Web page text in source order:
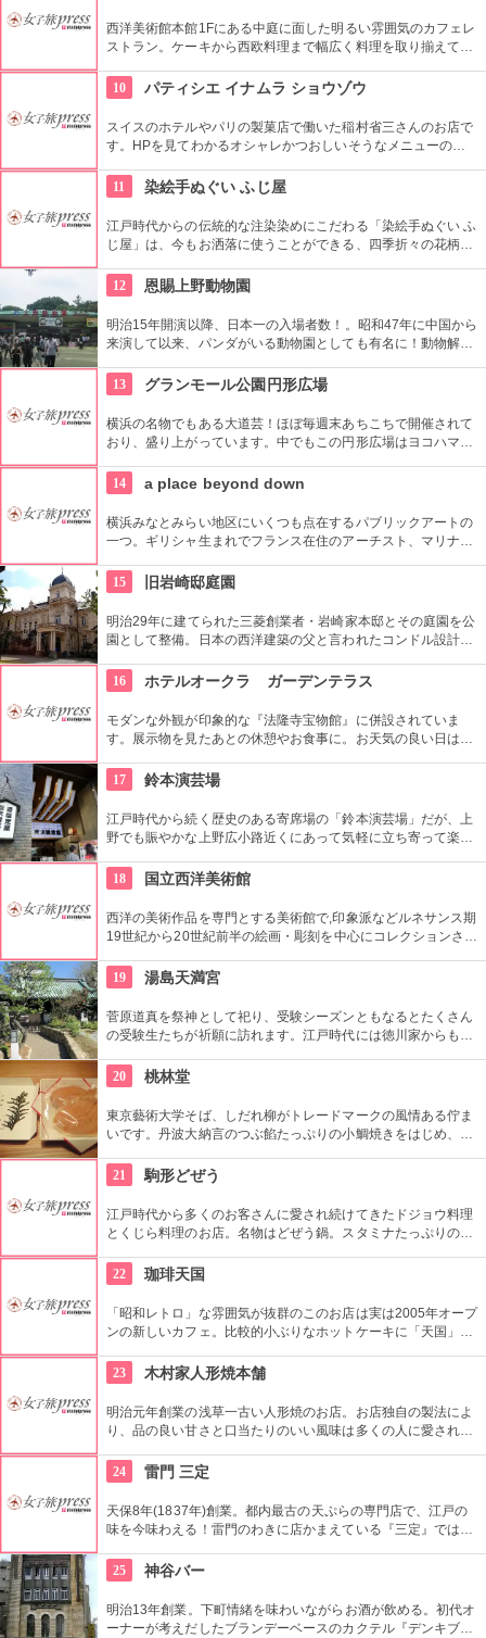
西洋美術館本館1Fにある中庭に面した明るい雰囲気のカフェレ
ストラン。ケーキから西欧料理まで幅広く料理を取り揃えてい
ご用意！
10 パティシエ イナムラ ショウゾウ
スイスのホテルやパリの製菓店で働いた稲村省三さんのお店で
す。HPを見てわかるオシャレかつおしいそうなメニューの
を絶えません。
11 染絵手ぬぐい ふじ屋
江戸時代からの伝統的な注染染めにこだわる「染絵手ぬぐい ふ
じ屋」は、今もお洒落に使うことができる、四季折々の花柄や
地の小物も各種扱っています。
12 恩賜上野動物園
明治15年開演以降、日本一の入場者数！。昭和47年に中国から
来演して以来、パンダがいる動物園としても有名に！動物解説
13
グランモール公園円形広場
横浜の名物でもある大道芸！ほぼ毎週末あちこちで開催されて
おり、盛り上がっています。中でもこの円形広場はヨコハマ大
労される、驚きの芸に子供も大人も釘付けです！
14 a place beyond down
横浜みなとみらい地区にいくつも点在するパブリックアートの
一つ。ギリシャ生まれでフランス在住のアーチスト、マリナ・
内にあるクイーンズパークで、その美しいドレープと伸びやか
な羽をテーマにした幻想的な姿を見ることができます。
15 旧岩崎邸庭園
明治29年に建てられた三菱創業者・岩崎家本邸とその庭園を公
園として整備。日本の西洋建築の父と言われたコンドル設計の
文化財にもなっている。
16 ホテルオークラ ガーデンテラス
モダンな外観が印象的な『法隆寺宝物館』に併設されていま
す。展示物を見たあとの休憩やお食事に。お天気の良い日はテ
が出ることもありますので、何度も訪れたいですね。
17 鈴本演芸場
江戸時代から続く歴史のある寄席場の「鈴本演芸場」だが、上
野でも賑やかな上野広小路近くにあって気軽に立ち寄って楽し
ず入ってみてはいかがでしょう。
18 国立西洋美術館
西洋の美術作品を専門とする美術館で,印象派などルネサンス期
19世紀から20世紀前半の絵画・彫刻を中心にコレクションされ
家）たちの作品を見ることができる美術館としは日本有数。ロ
ダンの「考える人」はこちらで見れる。設計はル・コルビジェ
が手掛け、建築・インテリア好きにもおすすめ。
19 湯島天満宮
菅原道真を祭神として祀り、受験シーズンともなるとたくさん
の受験生たちが祈願に訪れます。江戸時代には徳川家からも尊
おり、境内には約300本もの梅があり、毎年時期になるとかぐ
わしい香りを漂わせます。2月上旬〜3月上旬には梅祭りも開催
されて賑わいます。
20 桃林堂
東京藝術大学そば、しだれ柳がトレードマークの風情ある佇ま
いです。丹波大納言のつぶ餡たっぷりの小鯛焼きをはじめ、水
ます。お抹茶をいただきながら店内でも。
21 駒形どぜう
江戸時代から多くのお客さんに愛され続けてきたドジョウ料理
とくじら料理のお店。名物はどぜう鍋。スタミナたっぷりのど
く美味しく頂ける上に健康と美容にも良い。
22 珈琲天国
「昭和レトロ」な雰囲気が抜群のこのお店は実は2005年オープ
ンの新しいカフェ。比較的小ぶりなホットケーキに「天国」の
ここへ。
23 木村家人形焼本舗
明治元年創業の浅草一古い人形焼のお店。お店独自の製法によ
り、品の良い甘さと口当たりのいい風味は多くの人に愛されて
ンコの入っていないタイプもあり。ハトのマークを目印に探し
て。
24 雷門 三定
天保8年(1837年)創業。都内最古の天ぷらの専門店で、江戸の
味を今味わえる！雷門のわきに店かまえている『三定』では特
25
神谷バー
明治13年創業。下町情緒を味わいながらお酒が飲める。初代オ
ーナーが考えだしたブランデーベースのカクテル『デンキブラ